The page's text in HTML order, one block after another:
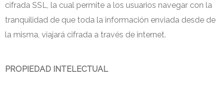
cifrada SSL, la cual permite a los usuarios navegar con la
tranquilidad de que toda la información enviada desde de
la misma, viajará cifrada a través de internet.
PROPIEDAD INTELECTUAL